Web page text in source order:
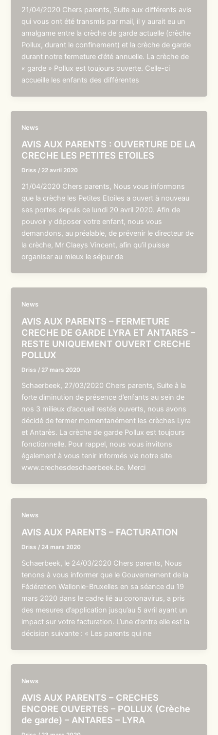
21/04/2020 Chers parents, Suite aux différents avis
qui vous ont été transmis par mail, il y aurait eu un
amalgame entre la crèche de garde actuelle (crèche
Pollux, durant le confinement) et la crèche de garde
durant notre fermeture d’été annuelle. La crèche de
« garde » Pollux est toujours ouverte. Celle-ci
accueille les enfants des différentes
News
AVIS AUX PARENTS : OUVERTURE DE LA
CRECHE LES PETITES ETOILES
Driss / 22 avril 2020
21/04/2020 Chers parents, Nous vous informons
que la crèche les Petites Etoiles a ouvert à nouveau
ses portes depuis ce lundi 20 avril 2020. Afin de
pouvoir y déposer votre enfant, nous vous
demandons, au préalable, de prévenir le directeur de
la crèche, Mr Claeys Vincent, afin qu’il puisse
organiser au mieux le séjour de
News
AVIS AUX PARENTS – FERMETURE
CRECHE DE GARDE LYRA ET ANTARES –
RESTE UNIQUEMENT OUVERT CRECHE
POLLUX
Driss / 27 mars 2020
Schaerbeek, 27/03/2020 Chers parents, Suite à la
forte diminution de présence d’enfants au sein de
nos 3 milieux d’accueil restés ouverts, nous avons
décidé de fermer momentanément les crèches Lyra
et Antarès. La crèche de garde Pollux est toujours
fonctionnelle. Pour rappel, nous vous invitons
également à vous tenir informés via notre site
www.crechesdeschaerbeek.be. Merci
News
AVIS AUX PARENTS – FACTURATION
Driss / 24 mars 2020
Schaerbeek, le 24/03/2020 Chers parents, Nous
tenons à vous informer que le Gouvernement de la
Fédération Wallonie-Bruxelles en sa séance du 19
mars 2020 dans le cadre lié au coronavirus, a pris
des mesures d’application jusqu’au 5 avril ayant un
impact sur votre facturation. L’une d’entre elle est la
décision suivante : « Les parents qui ne
News
AVIS AUX PARENTS – CRECHES
ENCORE OUVERTES – POLLUX (Crèche
de garde) – ANTARES – LYRA